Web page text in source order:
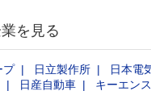
を見る
プ 日立製作所 日本電
日産自動車 キーエンス